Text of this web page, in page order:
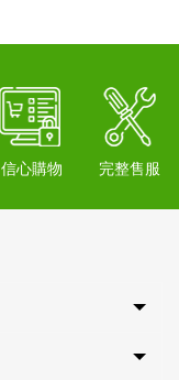
信心購物 完整售服